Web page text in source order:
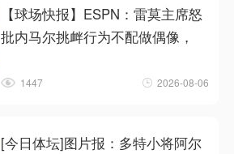
【球场快报】ESPN：雷莫主席怒
批内马尔挑衅行为不配做偶像，
1447 2026-08-06
[今日体坛]图片报：多特小将阿尔